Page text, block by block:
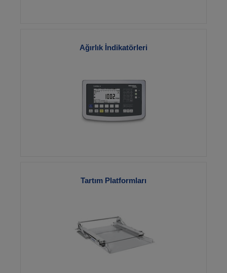
Gözat
Ağırlık İndikatörleri
Gözat
Tartım Platformları